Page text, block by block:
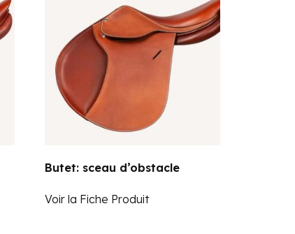
Butet: sceau d’obstacle
Voir la Fiche Produit